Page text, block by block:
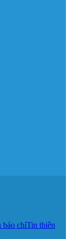
báo chíTin thiên